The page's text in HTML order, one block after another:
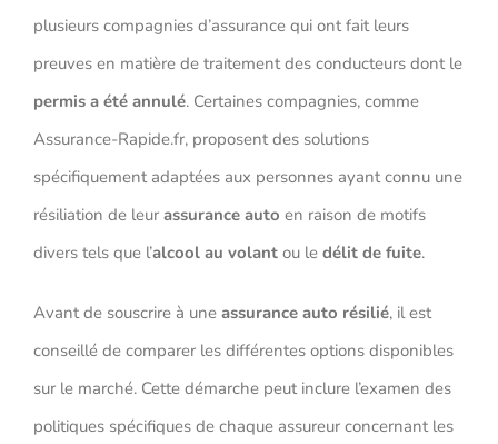
plusieurs compagnies d’assurance qui ont fait leurs
preuves en matière de traitement des conducteurs dont le
permis a été annulé. Certaines compagnies, comme
Assurance-Rapide.fr, proposent des solutions
spécifiquement adaptées aux personnes ayant connu une
résiliation de leur assurance auto en raison de motifs
divers tels que l’alcool au volantou le délit de fuite.
Avant de souscrire à une assurance auto résilié, il est
conseillé de comparer les différentes options disponibles
sur le marché. Cette démarche peut inclure l’examen des
politiques spécifiques de chaque assureur concernant les